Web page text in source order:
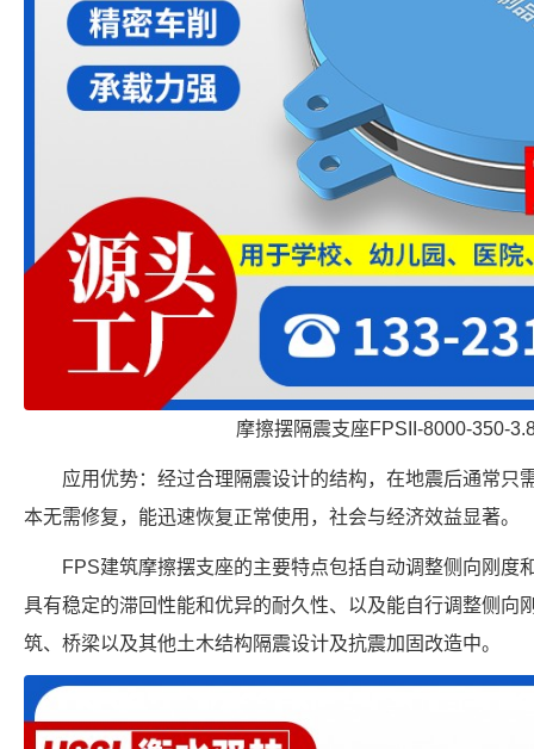
摩擦摆隔震支座FPSII-8000-350-
应用优势：经过合理隔震设计的结构，在地震后通常只
本无需修复，能迅速恢复正常使用，社会与经济效益显著。
FPS建筑摩擦摆支座的主要特点包括自动调整侧向刚度
具有稳定的滞回性能和优异的耐久性、以及能自行调整侧向
筑、桥梁以及其他土木结构隔震设计及抗震加固改造中。